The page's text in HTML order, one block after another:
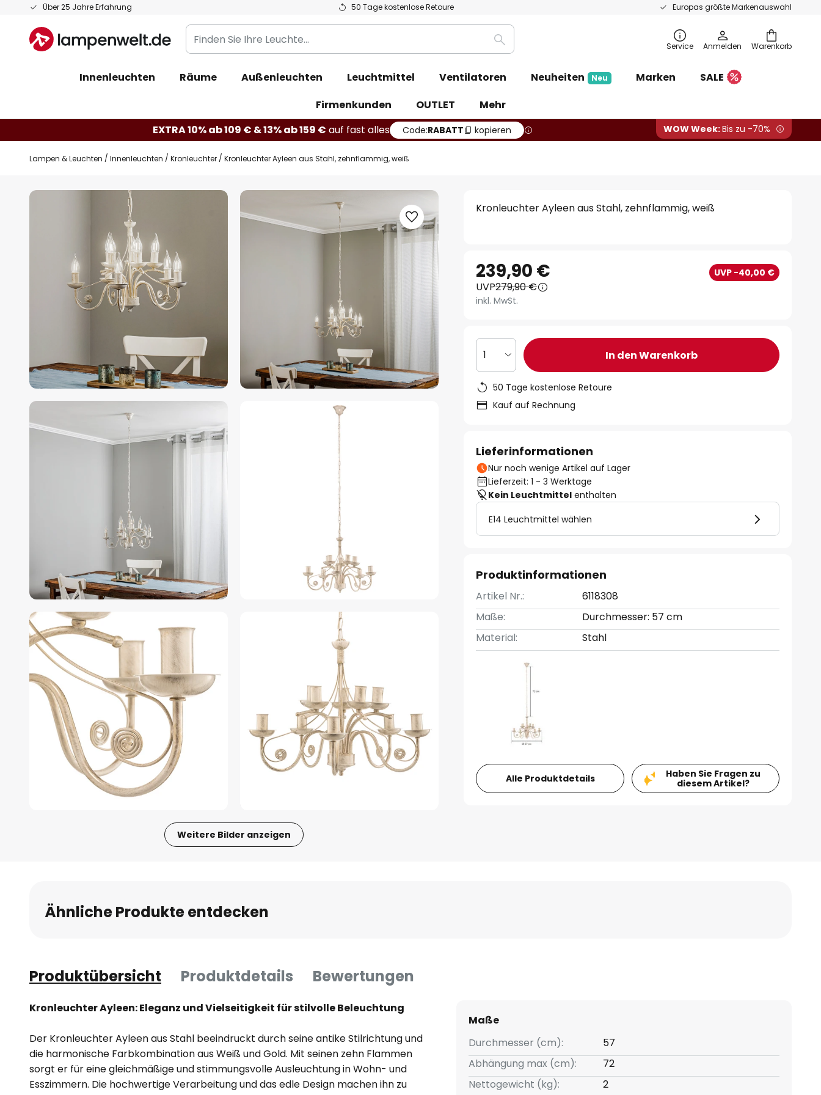
Über 25 Jahre Erfahrung 50 Tage kostenlose Retoure Europas größte Markenauswahl
Zum
springen
Warenkorb
Finden
Sie
Leuchte...
Suche Service Anmelden
Innenleuchten Räume Außenleuchten Leuchtmittel Ventilatoren Neuheiten Neu Marken
SALE
Firmenkunden
OUTLET
Mehr
EXTRA 10% ab 109 € & 13% ab 159 € auf fast alles Code:RABATT kopieren WOW Week:Bis zu -70%
Lampen & Leuchten Innenleuchten Kronleuchter Kronleuchter Ayleen aus Stahl, zehnflammig, weiß
Zum
Weitere Bilder anzeigen
Bildgalerie
springen
Kronleuchter Ayleen aus Stahl, zehnflammig, weiß
239,90 € UVP -40,00 €
UVP279,90 €
inkl. MwSt.
1 In den Warenkorb
50 Tage kostenlose Retoure
Kauf auf Rechnung
Lieferinformationen
Nur noch wenige Artikel auf Lager
Lieferzeit: 1 - 3 Werktage
Kein Leuchtmittel enthalten
E14 Leuchtmittel wählen
Produktinformationen
Artikel Nr.:
6118308
Maße:
Durchmesser: 57 cm
Material:
Stahl
Alle Produktdetails
Haben Sie Fragen zu
diesem Artikel?
Ähnliche Produkte entdecken
Produktübersicht Produktdetails Bewertungen
Kronleuchter Ayleen: Eleganz und Vielseitigkeit für stilvolle Beleuchtung
Der Kronleuchter Ayleen aus Stahl beeindruckt durch seine antike Stilrichtung und
die harmonische Farbkombination aus Weiß und Gold. Mit seinen zehn Flammen
sorgt er für eine gleichmäßige und stimmungsvolle Ausleuchtung in Wohn- und
Esszimmern. Die hochwertige Verarbeitung und das edle Design machen ihn zu
Maße
Durchmesser (cm):
57
Abhängung max (cm):
72
Nettogewicht (kg):
2